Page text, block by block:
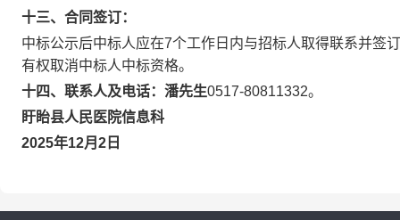
十三、合同签订：
中标公示后中标人应在7个工作日内与招标人取得联系并签
有权取消中标人中标资格。
十四、联系人及电话： 潘先生0517-80811332。
盱眙县人民医院信息科
2025年12月 2 日